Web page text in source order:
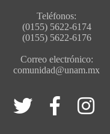
Teléfonos:
(0155) 5622-6174
(0155) 5622-6176
Correo electrónico:
comunidad@unam.mx